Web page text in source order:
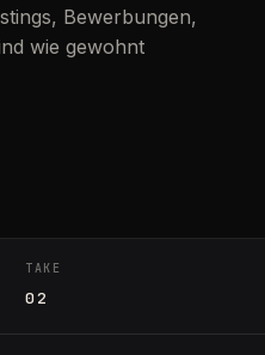
Bewerbungen,
wie gewohnt
TAKE
02